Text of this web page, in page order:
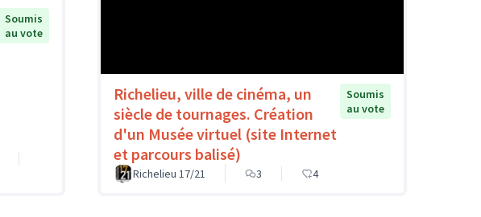
Soumis
au vote
Richelieu, ville de cinéma, un
siècle de tournages. Création
d'un Musée virtuel (site Internet
et parcours balisé)
Soumis
au vote
Richelieu 17/21 3 4